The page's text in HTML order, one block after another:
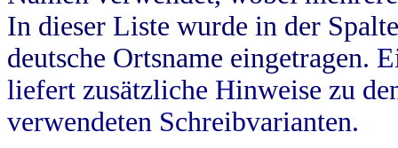
In dieser Liste wurde in der
deutsche Ortsname eingetragen.
liefert zusätzliche Hinweise zu
verwendeten Schreibvarianten.